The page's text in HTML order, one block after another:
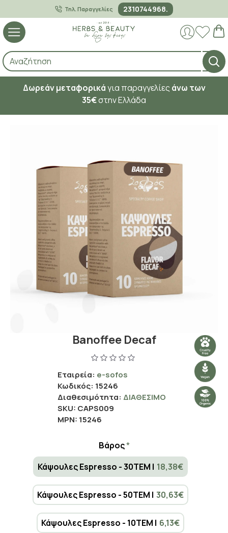
Τηλ. Παραγγελίες 2310744968.
Δωρεάν μεταφορικάγια παραγγελίες άνω των
35€στην Ελλάδα
Banoffee Decaf
Εταιρεία: e-sofos
Κωδικός: 15246
Διαθεσιμότητα: ΔΙΑΘΈΣΙΜΟ
SKU: CAPS009
MPN: 15246
Βάρος
Κάψουλες Espresso - 30TEM | 18,38€
Κάψουλες Espresso - 50TEM | 30,63€
Κάψουλες Espresso - 10TEM | 6,13€